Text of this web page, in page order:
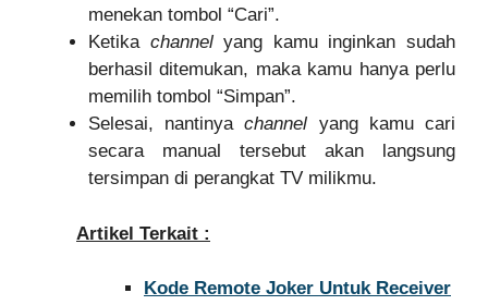
menekan tombol “Cari”.
Ketika channelyang kamu inginkan sudah
berhasil ditemukan, maka kamu hanya perlu
memilih tombol “Simpan”.
Selesai, nantinyachannel yang kamu cari
secara manual tersebut akan langsung
tersimpan di perangkat TV milikmu.
Artikel Terkait :
Kode Remote Joker Untuk Receiver